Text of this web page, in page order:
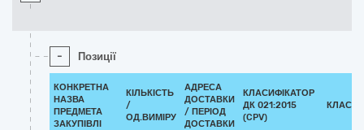
- Позиції
КОНКРЕТНА
НАЗВА
ПРЕДМЕТА
ЗАКУПІВЛІ
КІЛЬКІСТЬ
/
ОД.ВИМІРУ
АДРЕСА
ДОСТАВКИ
/ ПЕРІОД
ДОСТАВКИ
КЛАСИФІКАТОР
ДК 021:2015
(CPV)